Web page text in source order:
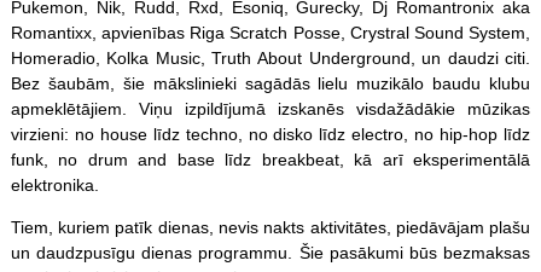
Pukemon, Nik, Rudd, Rxd, Esoniq, Gurecky, Dj Romantronix aka
Romantixx, apvienības Riga Scratch Posse, Crystral Sound System,
Homeradio, Kolka Music, Truth About Underground, un daudzi citi.
Bez šaubām, šie mākslinieki sagādās lielu muzikālo baudu klubu
apmeklētājiem. Viņu izpildījumā izskanēs visdažādākie mūzikas
virzieni: no house līdz techno, no disko līdz electro, no hip-hop līdz
funk, no drum and base līdz breakbeat, kā arī eksperimentālā
elektronika.
Tiem, kuriem patīk dienas, nevis nakts aktivitātes, piedāvājam plašu
un daudzpusīgu dienas programmu. Šie pasākumi būs bezmaksas